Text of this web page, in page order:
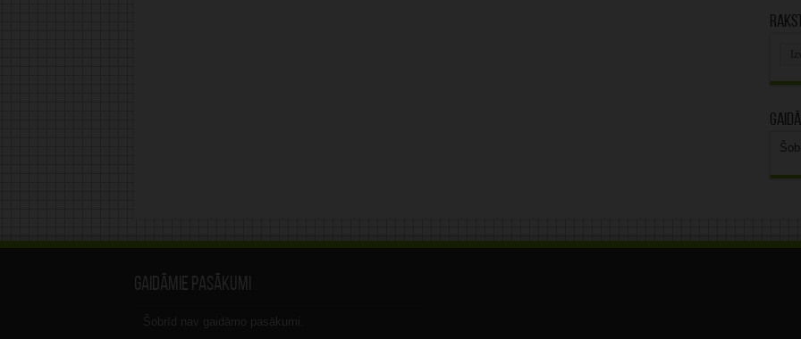
Gaidāmie pasākumi
Šobrīd nav gaidāmo pasākumi.